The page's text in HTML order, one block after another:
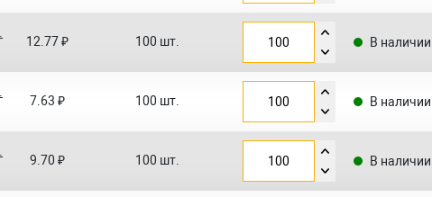
12.77 ₽ 100 шт. В наличии
7.63 ₽ 100 шт. В наличии
9.70 ₽ 100 шт. В наличии